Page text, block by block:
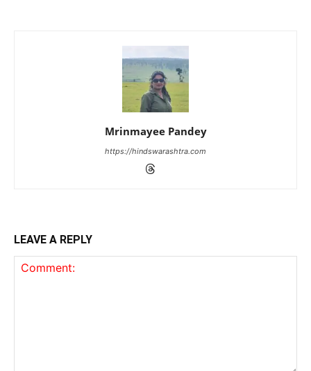
Mrinmayee Pandey
https://hindswarashtra.com
LEAVE A REPLY